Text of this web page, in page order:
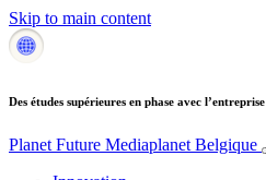
Skip to main content
Des études supérieures en phase avec l’entreprise
Planet Future Mediaplanet Belgique